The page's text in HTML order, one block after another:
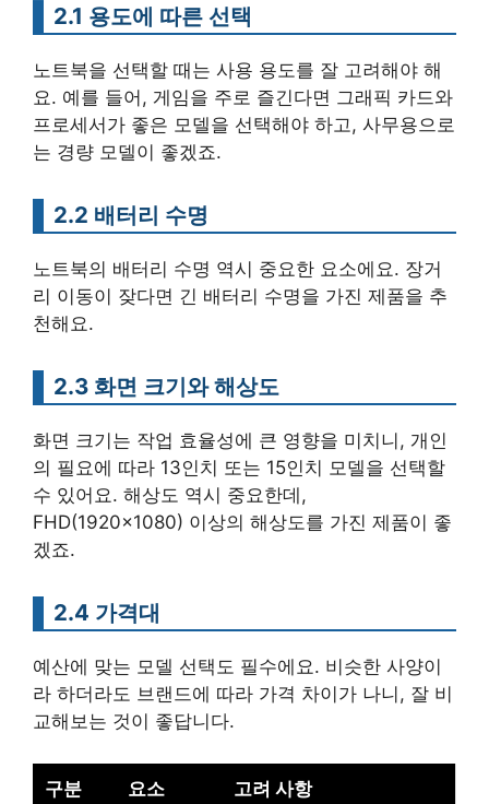
2.1 용도에 따른 선택
노트북을 선택할 때는 사용 용도를 잘 고려해야 해
요. 예를 들어, 게임을 주로 즐긴다면 그래픽 카드와
프로세서가 좋은 모델을 선택해야 하고, 사무용으로
는 경량 모델이 좋겠죠.
2.2 배터리 수명
노트북의 배터리 수명 역시 중요한 요소에요. 장거
리 이동이 잦다면 긴 배터리 수명을 가진 제품을 추
천해요.
2.3 화면 크기와 해상도
화면 크기는 작업 효율성에 큰 영향을 미치니, 개인
의 필요에 따라 13인치 또는 15인치 모델을 선택할
수 있어요. 해상도 역시 중요한데,
FHD(1920×1080) 이상의 해상도를 가진 제품이 좋
겠죠.
2.4 가격대
예산에 맞는 모델 선택도 필수에요. 비슷한 사양이
라 하더라도 브랜드에 따라 가격 차이가 나니, 잘 비
교해보는 것이 좋답니다.
구분 요소 고려 사항